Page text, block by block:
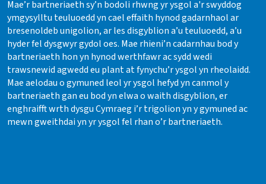
Mae’r bartneriaeth sy’n bodoli rhwng yr ysgol a'r swyddog
ymgysylltu teuluoedd yn cael effaith hynod gadarnhaol ar
bresenoldeb unigolion, ar les disgyblion a’u teuluoedd, a’u
hyder fel dysgwyr gydol oes. Mae rhieni’n cadarnhau bod y
bartneriaeth hon yn hynod werthfawr ac sydd wedi
trawsnewid agwedd eu plant at fynychu’r ysgol yn rheolaidd.
Mae aelodau o gymuned leol yr ysgol hefyd yn canmol y
bartneriaeth gan eu bod yn elwa o waith disgyblion, er
enghraifft wrth dysgu Cymraeg i’r trigolion yn y gymuned ac
mewn gweithdai yn yr ysgol fel rhan o’r bartneriaeth.